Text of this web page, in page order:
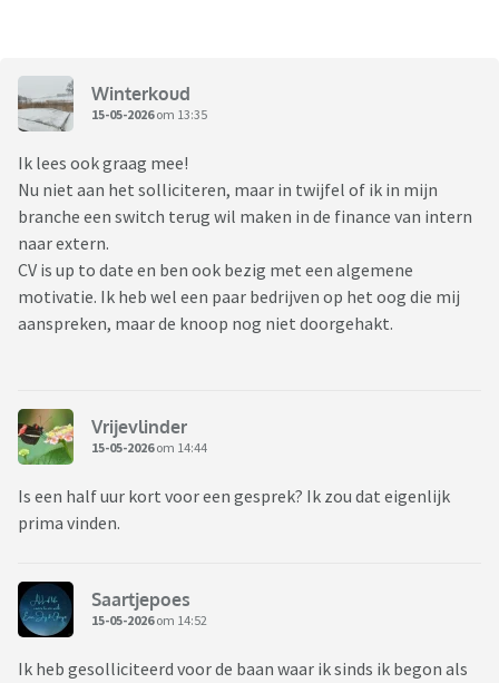
Winterkoud
15-05-2026om 13:35
Ik lees ook graag mee!
Nu niet aan het solliciteren, maar in twijfel of ik in mijn
branche een switch terug wil maken in de finance van intern
naar extern.
CV is up to date en ben ook bezig met een algemene
motivatie. Ik heb wel een paar bedrijven op het oog die mij
aanspreken, maar de knoop nog niet doorgehakt.
Vrijevlinder
15-05-2026om 14:44
Is een half uur kort voor een gesprek? Ik zou dat eigenlijk
prima vinden.
Saartjepoes
15-05-2026om 14:52
Ik heb gesolliciteerd voor de baan waar ik sinds ik begon als